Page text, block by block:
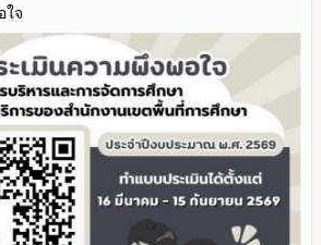
การ
ธรรมและความโปร่งใสภายใน สพท.
ITA ไปสู่การพัฒนาองค์กร
นินการเพื่อส่งเสริมคุณธรรมและความโปร่งใส
งบประมาณ
ใจ